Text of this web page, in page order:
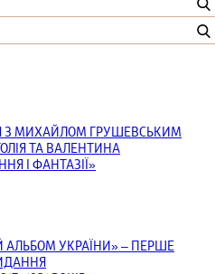
З МИХАЙЛОМ ГРУШЕВСЬКИМ
ТА ВАЛЕНТИНА
І ФАНТАЗІЇ»
АЛЬБОМ УКРАЇНИ» – ПЕРШЕ